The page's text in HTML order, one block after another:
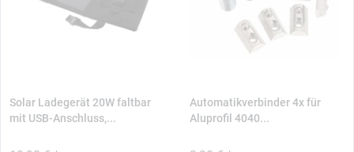
Solar Ladegerät 20W faltbar
mit USB-Anschluss,...
Automatikverbinder 4x für
Aluprofil 4040...